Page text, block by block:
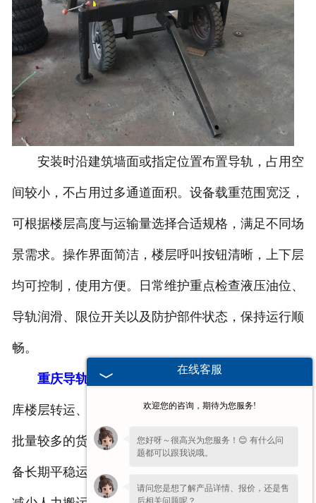
安装时沿建筑墙面或指定位置布置导轨，占用空
间较小，不占用过多通道面积。设备载重范围宽泛，
可根据楼层高度与运输量选择合适规格，满足不同场
景需求。操作界面简洁，楼层呼叫按钮清晰，上下层
均可控制，使用方便。日常维护重点检查液压油位、
导轨润滑、限位开关以及防护部件状态，保持运行顺
畅。
重庆导轨液压升降货梯 广泛用于厂房上下料、仓
库楼层转运、商超后台补货等场景，适合重量一定、
批量较多的货物运输。规范安装、定期保养，能让设
备长期平稳运行，为楼层间货物流转提供平稳支持，
在线客服
欢迎您的咨询，期待为您服务!
您好呀～很高兴为您服务！😊 有什么问
题都可以跟我说哦。
请问您是想了解产品详情、报价，还是售
后相关问题呢？